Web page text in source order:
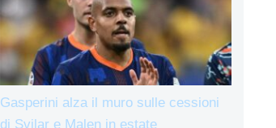
Gasperini alza il muro sulle cessioni
di Svilar e Malen in estate